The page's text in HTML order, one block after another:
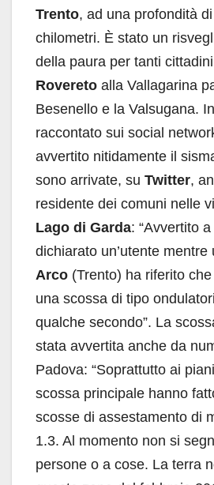
Trento, ad una profondità
chilometri. È stato un
della paura per tanti
Rovereto alla Vallagarina
Besenello e la Valsugana.
raccontato sui social
avvertito nitidamente il
sono arrivate, su Twitter,
residente dei comuni nelle
Lago di Garda: “Avvertito
dichiarato un’utente mentre
Arco (Trento) ha riferito
una scossa di tipo
qualche secondo”. La
stata avvertita anche da
Padova: “Soprattutto ai
scossa principale hanno
scosse di assestamento di
1.3. Al momento non si
persone o a cose. La terra